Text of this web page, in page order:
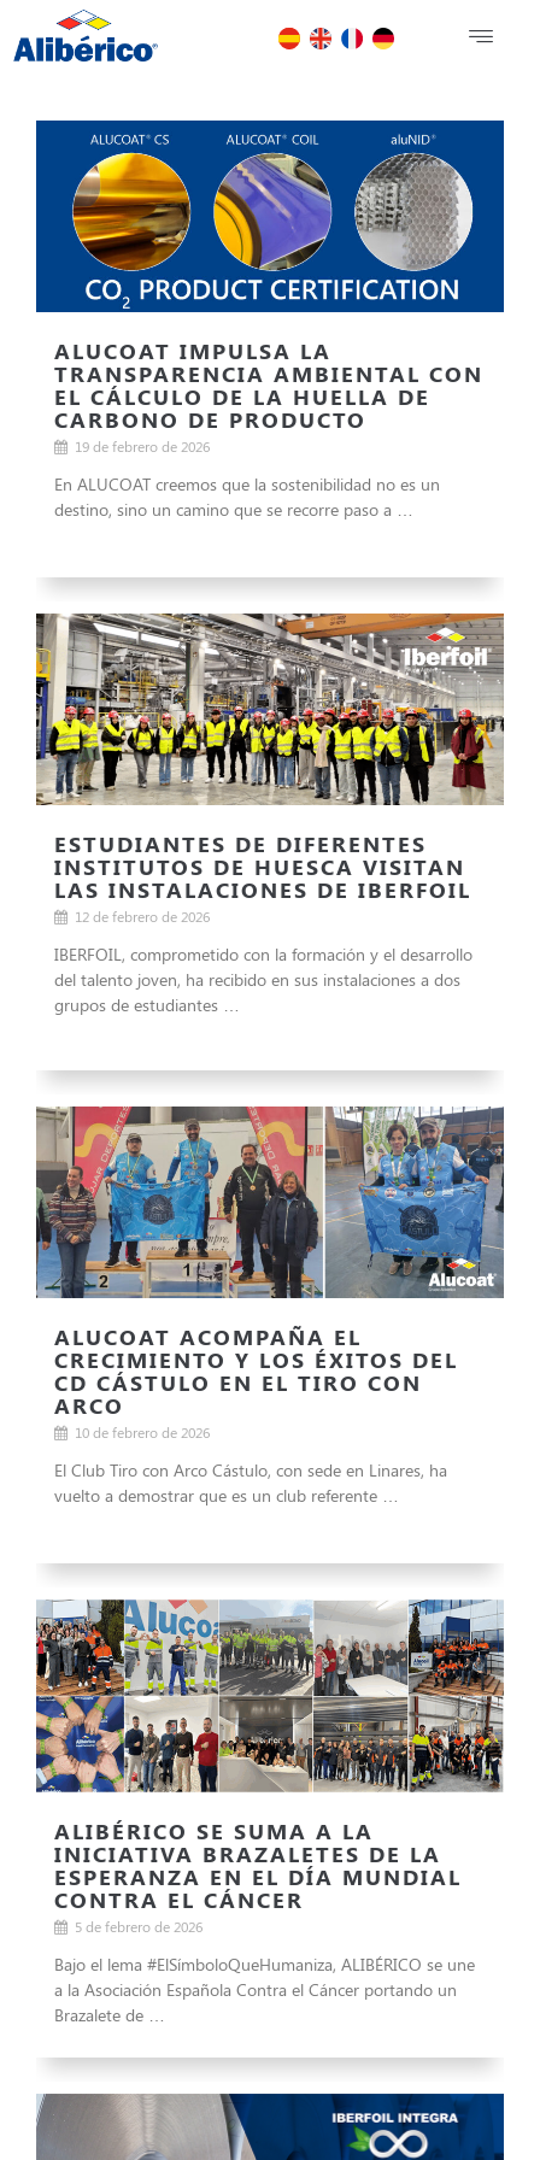
ALUCOAT IMPULSA LA
TRANSPARENCIA AMBIENTAL CON
EL CÁLCULO DE LA HUELLA DE
CARBONO DE PRODUCTO
19 de febrero de 2026
En ALUCOAT creemos que la sostenibilidad no es un
destino, sino un camino que se recorre paso a …
ESTUDIANTES DE DIFERENTES
INSTITUTOS DE HUESCA VISITAN
LAS INSTALACIONES DE IBERFOIL
12 de febrero de 2026
IBERFOIL, comprometido con la formación y el desarrollo
del talento joven, ha recibido en sus instalaciones a dos
grupos de estudiantes …
ALUCOAT ACOMPAÑA EL
CRECIMIENTO Y LOS ÉXITOS DEL
CD CÁSTULO EN EL TIRO CON
ARCO
10 de febrero de 2026
El Club Tiro con Arco Cástulo, con sede en Linares, ha
vuelto a demostrar que es un club referente …
ALIBÉRICO SE SUMA A LA
INICIATIVA BRAZALETES DE LA
ESPERANZA EN EL DÍA MUNDIAL
CONTRA EL CÁNCER
5 de febrero de 2026
Bajo el lema #ElSímboloQueHumaniza, ALIBÉRICO se une
a la Asociación Española Contra el Cáncer portando un
Brazalete de …